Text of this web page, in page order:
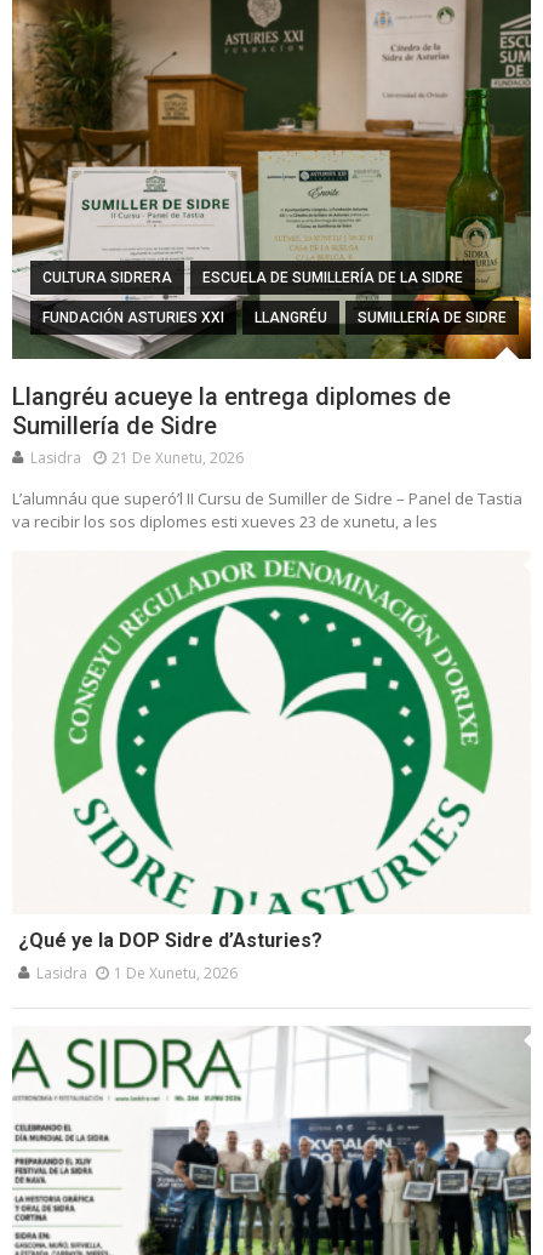
CULTURA SIDRERA ESCUELA DE SUMILLERÍA DE LA SIDRE
FUNDACIÓN ASTURIES XXI LLANGRÉU SUMILLERÍA DE SIDRE
Llangréu acueye la entrega diplomes de
Sumillería de Sidre
Lasidra 21 De Xunetu, 2026
L’alumnáu que superó’l II Cursu de Sumiller de Sidre – Panel de Tastia
va recibir los sos diplomes esti xueves 23 de xunetu, a les
¿Qué ye la DOP Sidre d’Asturies?
Lasidra 1 De Xunetu, 2026